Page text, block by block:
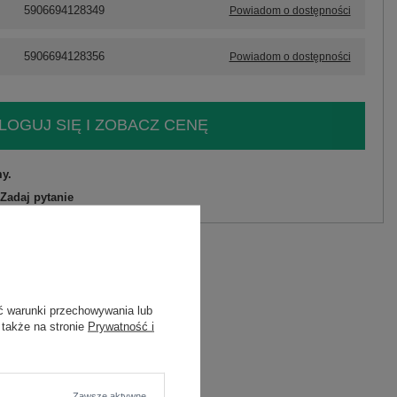
5906694128349 Powiadom o dostępności
5906694128356 Powiadom o dostępności
SIĘ I ZOBACZ CENĘ
Zadaj pytanie
warunki przechowywania lub
na stronie Prywatność i